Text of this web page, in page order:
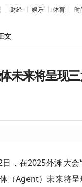
财经 娱乐 体育 时
文
未来将呈现
，在2025外滩大
（Agent）未来将